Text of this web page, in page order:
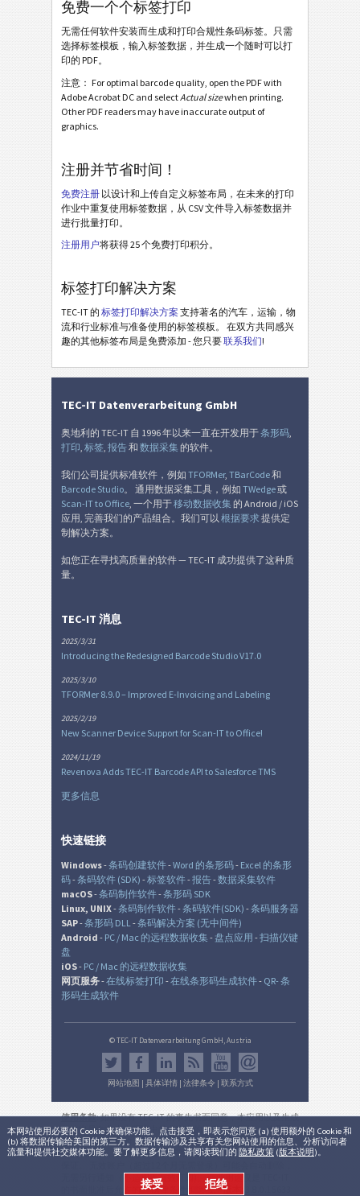
本网站使用必要的 Cookie 来确保功能。点击接受，即表示您同意 (a) 使用额外的 Cookie 和
(b) 将数据传输给美国的第三方。数据传输涉及共享有关您网站使用的信息、分析访问者
流量和提供社交媒体功能。要了解更多信息，请阅读我们的 隐私政策 (版本说明)。
接受 拒绝
Cat - Single Pack Label SP20 - 2012 Laser
GS1
GS1 标签
O Odette
G Galia
B BOSCH
MAT MAT 标签
NF Nutrition Labels
M
免费一个个标签打印
无需任何软件安装而生成和打印合规性条码标签。只需
选择标签模板，输入标签数据，并生成一个随时可以打
印的 PDF。
注意： For optimal barcode quality, open the PDF with
Adobe Acrobat DC and selectActual sizewhen printing.
Other PDF readers may have inaccurate output of
graphics.
注册并节省时间！
免费注册 以设计和上传自定义标签布局，在未来的打印
作业中重复使用标签数据，从 CSV 文件导入标签数据并
进行批量打印。
注册用户将获得 25 个免费打印积分。
标签打印解决方案
TEC-IT 的 标签打印解决方案 支持著名的汽车，运输，物
流和行业标准与准备使用的标签模板。 在双方共同感兴
趣的其他标签布局是免费添加 - 您只要联系我们!
TEC-IT Datenverarbeitung GmbH
奥地利的 TEC-IT 自 1996 年以来一直在开发用于条形码,
打印, 标签, 报告和 数据采集的软件。
我们公司提供标准软件，例如 TFORMer, TBarCode和
Barcode Studio。 通用数据采集工具，例如 TWedge或
Scan-IT to Office, 一个用于移动数据收集的 Android / iOS
应用, 完善我们的产品组合。我们可以 根据要求 提供定
制解决方案。
如您正在寻找高质量的软件 — TEC-IT 成功提供了这种质
量。
TEC-IT 消息
2025/3/31
Introducing the Redesigned Barcode Studio V17.0
2025/3/10
TFORMer 8.9.0 – Improved E-Invoicing and Labeling
2025/2/19
New Scanner Device Support for Scan-IT to Office!
2024/11/19
Revenova Adds TEC-IT Barcode API to Salesforce TMS
更多信息
快速链接
Windows-条码创建软件-Word 的条形码- Excel 的条形
码-条码软件 (SDK) -标签软件-报告-数据采集软件
macOS-条码制作软件-条形码 SDK
Linux, UNIX-条码制作软件-条码软件(SDK) -条码服务器
SAP-条形码 DLL-条码解决方案 (无中间件)
Android - PC / Mac 的远程数据收集- 盘点应用 -扫描仪键
盘
iOS- PC / Mac 的远程数据收集
网页服务-在线标签打印 -在线条形码生成软件- QR- 条
形码生成软件
© TEC-IT Datenverarbeitung GmbH, Austria
网站地图 | 具体详情| 法律条令| 联系方式
使用条款: 如果没有 TEC-IT 的事先书面同意，本应用以及生成
的输出是在非生产环境中的非商业的评估目的而设。 使用只
允许用于法律目的，并根据该有效的国家或国际法规。 本服
务的功能性，正确性和/或不间断可用性或所产生的结果不能
无需另行通知（不适用于有效订阅)。 商业用途仅是 TEC-IT
的书面批准后允许的。法律条件和隐私。版本: